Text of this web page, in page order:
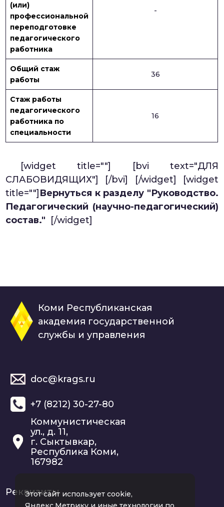
(или)
профессиональной
переподготовке
педагогического
работника
-
Общий стаж
работы
36
Стаж работы
педагогического
работника по
специальности
16
[widget title=""]
[bvi text="ДЛЯ
СЛАБОВИДЯЩИХ"] [/bvi]
[/widget] [widget
title=""] Вернуться к разделу "Руководство.
Педагогический (научно-педагогический)
состав." [/widget]
Коми Республиканская
академия государственной
службы и управления
doc@krags.ru
+7 (8212) 30-27-80
Коммунистическая
ул., д. 11,
г. Сыктывкар,
Республика Коми,
167982
Реквизиты
Этот сайт использует cookie,